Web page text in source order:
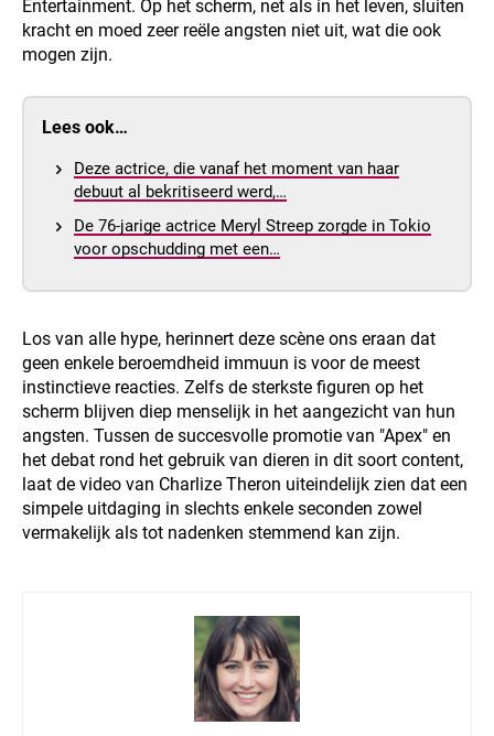
Entertainment. Op het scherm, net als in het leven, sluiten
kracht en moed zeer reële angsten niet uit, wat die ook
mogen zijn.
Lees ook…
Deze actrice, die vanaf het moment van haar
debuut al bekritiseerd werd,…
De 76-jarige actrice Meryl Streep zorgde in Tokio
voor opschudding met een…
Los van alle hype, herinnert deze scène ons eraan dat
geen enkele beroemdheid immuun is voor de meest
instinctieve reacties. Zelfs de sterkste figuren op het
scherm blijven diep menselijk in het aangezicht van hun
angsten. Tussen de succesvolle promotie van "Apex" en
het debat rond het gebruik van dieren in dit soort content,
laat de video van Charlize Theron uiteindelijk zien dat een
simpele uitdaging in slechts enkele seconden zowel
vermakelijk als tot nadenken stemmend kan zijn.